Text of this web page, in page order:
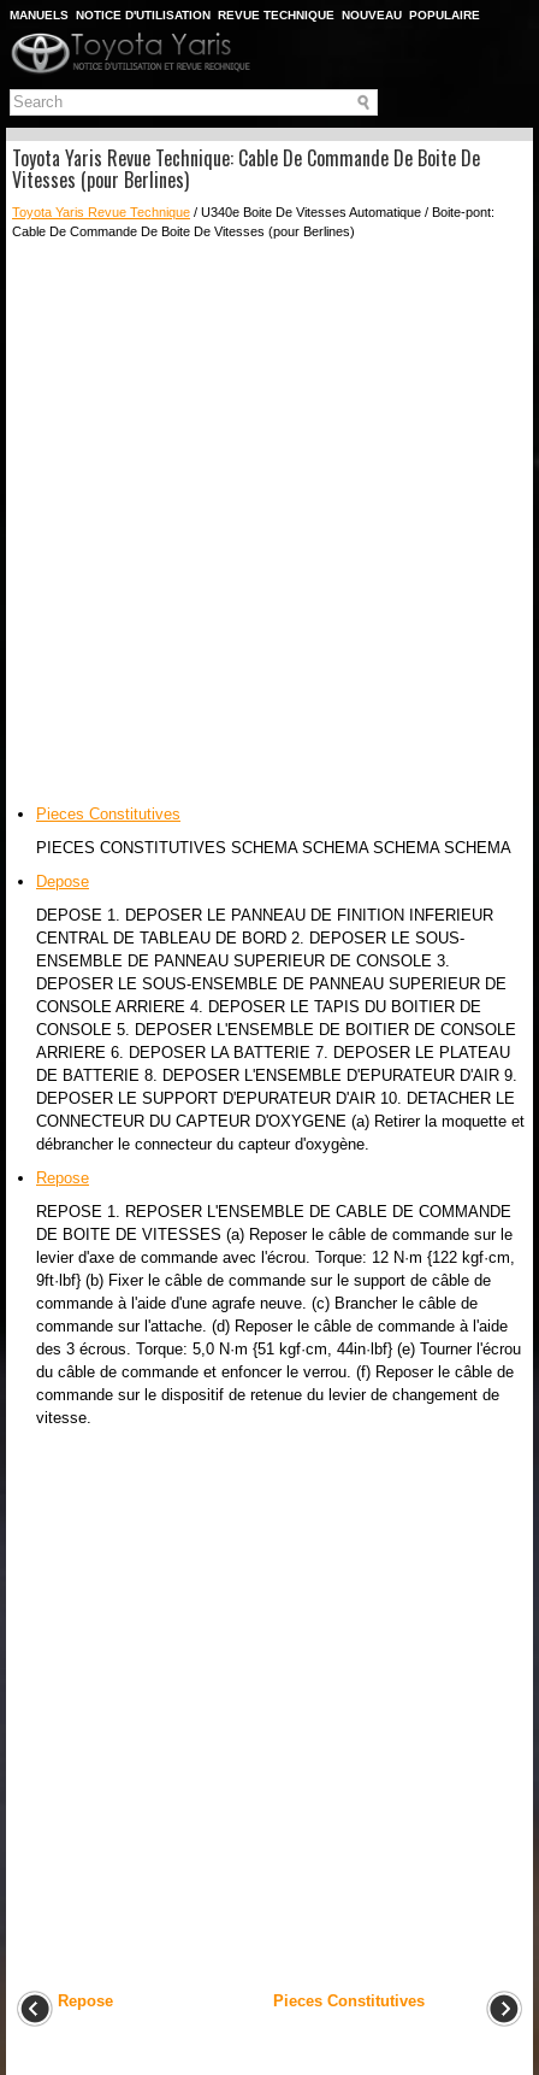
MANUELS NOTICE D'UTILISATION REVUE TECHNIQUE NOUVEAU POPULAIRE
PLAN DU SITE
CHERCHER
Toyota Yaris Revue Technique: Cable De Commande De Boite De
Vitesses (pour Berlines)
Toyota Yaris Revue Technique / U340e Boite De Vitesses Automatique / Boite-pont:
Cable De Commande De Boite De Vitesses (pour Berlines)
Pieces Constitutives
PIECES CONSTITUTIVES SCHEMA SCHEMA SCHEMA SCHEMA
Depose
DEPOSE 1. DEPOSER LE PANNEAU DE FINITION INFERIEUR
CENTRAL DE TABLEAU DE BORD 2. DEPOSER LE SOUS-
ENSEMBLE DE PANNEAU SUPERIEUR DE CONSOLE 3.
DEPOSER LE SOUS-ENSEMBLE DE PANNEAU SUPERIEUR DE
CONSOLE ARRIERE 4. DEPOSER LE TAPIS DU BOITIER DE
CONSOLE 5. DEPOSER L'ENSEMBLE DE BOITIER DE CONSOLE
ARRIERE 6. DEPOSER LA BATTERIE 7. DEPOSER LE PLATEAU
DE BATTERIE 8. DEPOSER L'ENSEMBLE D'EPURATEUR D'AIR 9.
DEPOSER LE SUPPORT D'EPURATEUR D'AIR 10. DETACHER LE
CONNECTEUR DU CAPTEUR D'OXYGENE (a) Retirer la moquette et
débrancher le connecteur du capteur d'oxygène.
Repose
REPOSE 1. REPOSER L'ENSEMBLE DE CABLE DE COMMANDE
DE BOITE DE VITESSES (a) Reposer le câble de commande sur le
levier d'axe de commande avec l'écrou. Torque: 12 N·m {122 kgf·cm,
9ft·lbf} (b) Fixer le câble de commande sur le support de câble de
commande à l'aide d'une agrafe neuve. (c) Brancher le câble de
commande sur l'attache. (d) Reposer le câble de commande à l'aide
des 3 écrous. Torque: 5,0 N·m {51 kgf·cm, 44in·lbf} (e) Tourner l'écrou
du câble de commande et enfoncer le verrou. (f) Reposer le câble de
commande sur le dispositif de retenue du levier de changement de
vitesse.
Repose Pieces Constitutives